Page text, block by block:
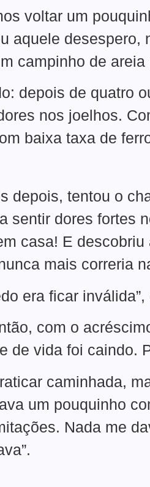
voltar um
aquele desespero,
campinho de
depois de quatro
nos joelhos.
baixa taxa de
depois, tentou o
sentir dores fortes
casa! E
mais correria
era ficar
com o
de vida foi caindo.
caminhada,
um pouquinho
Nada me